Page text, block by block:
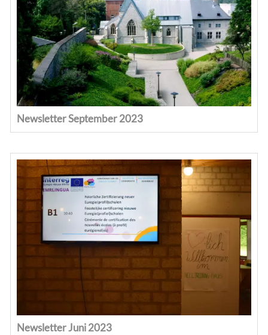
Newsletter September 2023
Newsletter Juni 2023